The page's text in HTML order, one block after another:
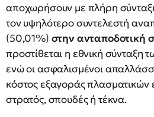
αποχωρήσουν με πλήρη
τον υψηλότερο συντελεστή
(50,01%) στην ανταποδοτική
προστίθεται η εθνική σύνταξη
ενώ οι ασφαλισμένοι
κόστος εξαγοράς πλασματικών
στρατός, σπουδές ή τέκνα.